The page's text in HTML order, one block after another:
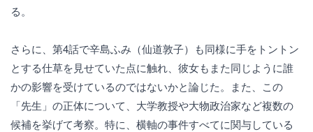
る。
さらに、第4話で辛島ふみ（仙道敦子）も同様に手をトントン
とする仕草を見せていた点に触れ、彼女もまた同じように誰
かの影響を受けているのではないかと論じた。また、この
「先生」の正体について、大学教授や大物政治家など複数の
候補を挙げて考察。特に、横軸の事件すべてに関与している